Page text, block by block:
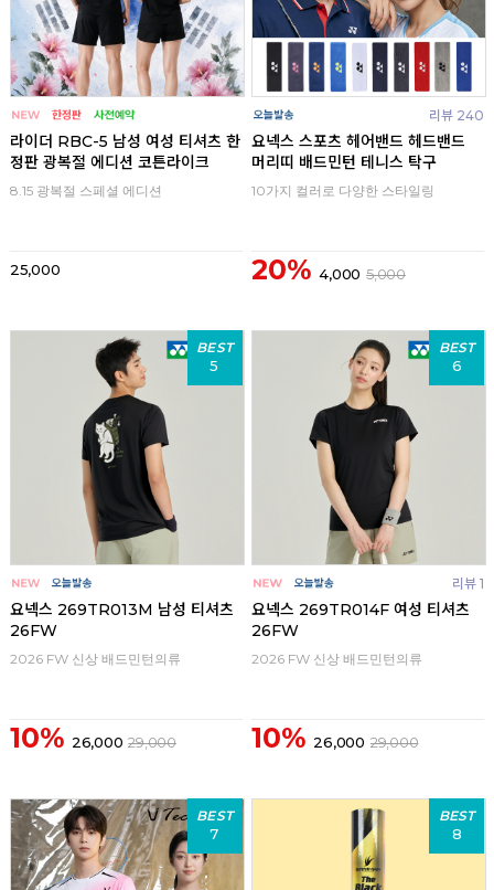
라이더 RBC-5 남성 여성 티셔츠 한
정판 광복절 에디션 코튼라이크
8.15 광복절 스페셜 에디션
25,000
리뷰 240
요넥스 스포츠 헤어밴드 헤드밴드
머리띠 배드민턴 테니스 탁구
10가지 컬러로 다양한 스타일링
20% 4,000 5,000
BEST
5
요넥스 269TR013M 남성 티셔츠
26FW
2026 FW 신상 배드민턴의류
10% 26,000 29,000
BEST
6
리뷰 1
요넥스 269TR014F 여성 티셔츠
26FW
2026 FW 신상 배드민턴의류
10% 26,000 29,000
BEST
7
BEST
8